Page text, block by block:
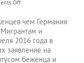
Offon
беженцев
чем Германия
и
2016 года в
заявление на
беженца и